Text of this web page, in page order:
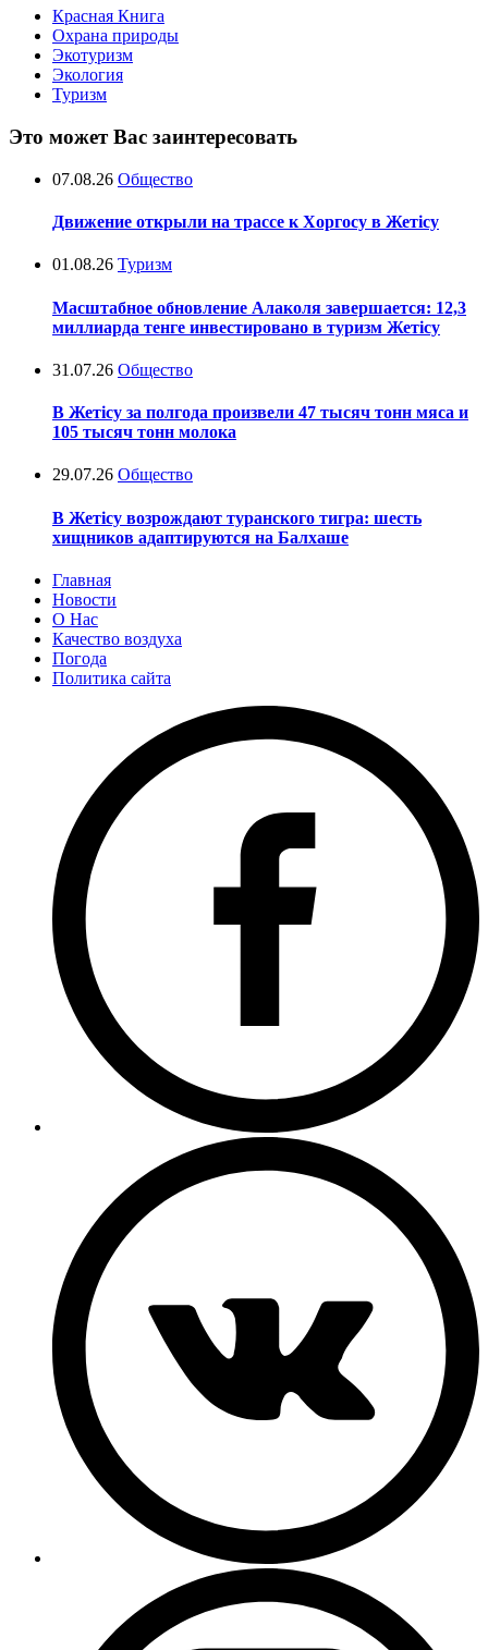
Красная Книга
Охрана природы
Экотуризм
Экология
Туризм
Это может Вас заинтересовать
07.08.26 Общество
Движение открыли на трассе к Хоргосу в Жетісу
01.08.26 Туризм
Масштабное обновление Алаколя завершается: 12,3
миллиарда тенге инвестировано в туризм Жетісу
31.07.26 Общество
В Жетісу за полгода произвели 47 тысяч тонн мяса и
105 тысяч тонн молока
29.07.26 Общество
В Жетісу возрождают туранского тигра: шесть
хищников адаптируются на Балхаше
Главная
Новости
О Нас
Качество воздуха
Погода
Политика сайта